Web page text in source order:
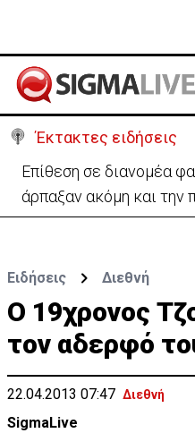
Έκτακτες ειδήσεις
Ο στρατηγός του Τραμπ
πόλεμο με το Ιράν
Ειδήσεις Διεθνή
Ο 19χρονος
τον αδερφό
22.04.2013 07:47 Διεθνή
SigmaLive